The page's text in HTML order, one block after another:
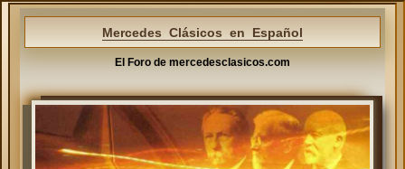
Mercedes Clásicos en Español
El Foro de mercedesclasicos.com